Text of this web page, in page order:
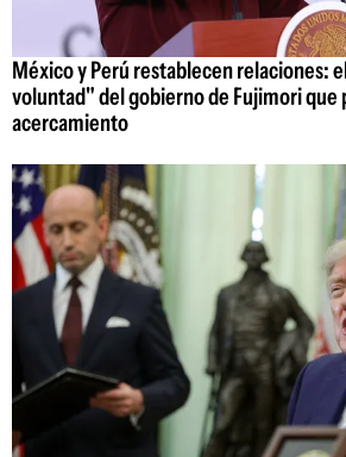
México y Perú restablecen relaciones:
voluntad" del gobierno de Fujimori que
acercamiento